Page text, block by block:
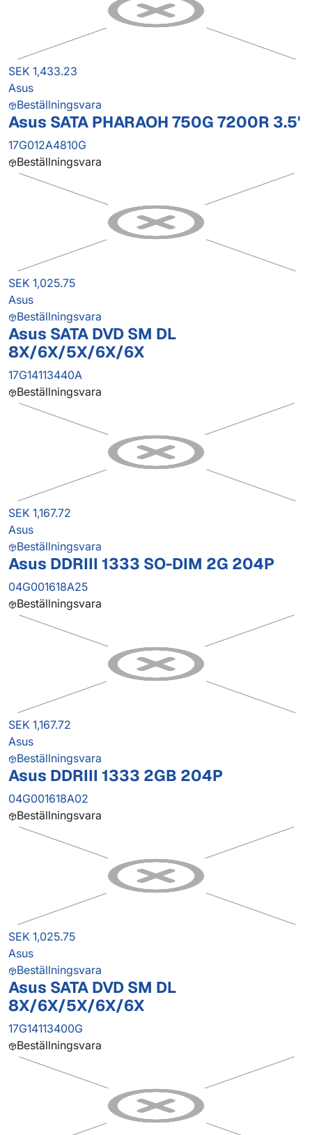
SEK 1,433.23
Asus
Beställningsvara
Asus SATA PHARAOH 750G 7200R 3.5'
17G012A4810G
Beställningsvara
SEK 1,025.75
Asus
Beställningsvara
Asus SATA DVD SM DL
8X/6X/5X/6X/6X
17G14113440A
Beställningsvara
SEK 1,167.72
Asus
Beställningsvara
Asus DDRIII 1333 SO-DIM 2G 204P
04G001618A25
Beställningsvara
SEK 1,167.72
Asus
Beställningsvara
Asus DDRIII 1333 2GB 204P
04G001618A02
Beställningsvara
SEK 1,025.75
Asus
Beställningsvara
Asus SATA DVD SM DL
8X/6X/5X/6X/6X
17G14113400G
Beställningsvara